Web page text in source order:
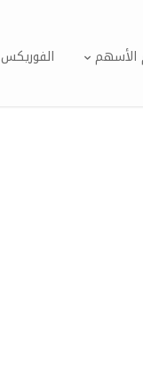
الأسهم الفوريكس